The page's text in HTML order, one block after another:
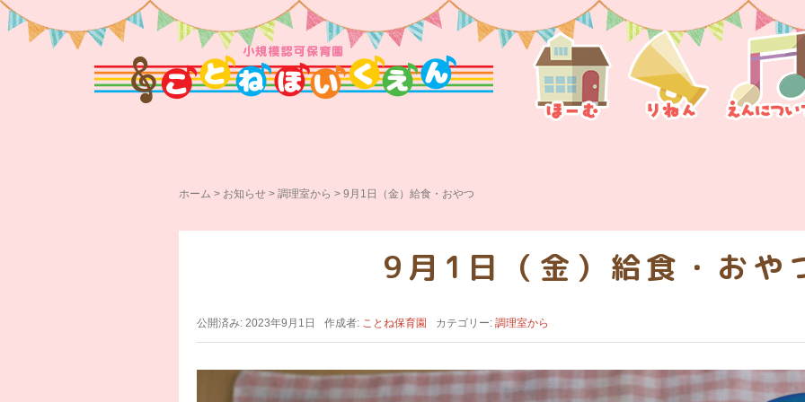
ホーム > お知らせ >調理室から >9月1日（金）給食・おやつ
9月1日（金）給食・おや
公開済み: 2023年9月1日 作成者: ことね保育園 カテゴリー:調理室から